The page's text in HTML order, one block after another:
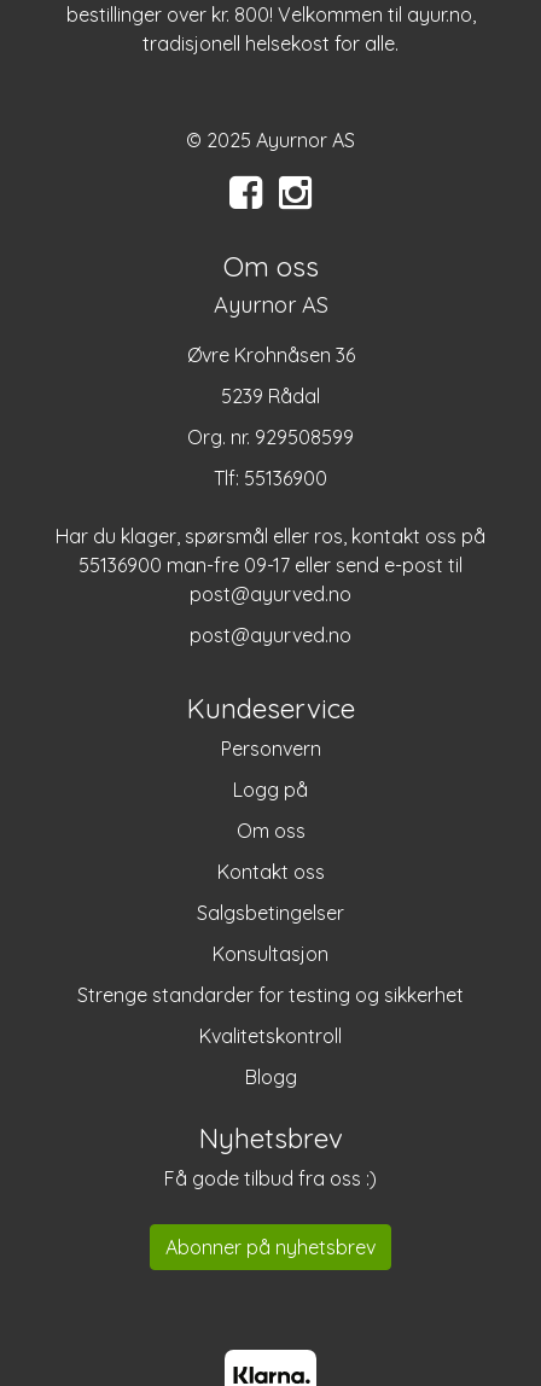
bestillinger over kr. 800! Velkommen til ayur.no
tradisjonell helsekost for alle.
© 2025 Ayurnor AS
Om oss
Ayurnor AS
Øvre Krohnåsen 36
5239 Rådal
Org. nr. 929508599
Tlf: 55136900
Har du klager, spørsmål eller ros, kontakt oss på
55136900 man-fre 09-17 eller send e-post til
post@ayurved.no
post@ayurved.no
Kundeservice
Personvern
Logg på
Om oss
Kontakt oss
Salgsbetingelser
Konsultasjon
Strenge standarder for testing og sikkerhet
Kvalitetskontroll
Blogg
Nyhetsbrev
Få gode tilbud fra oss :)
Abonner på nyhetsbrev